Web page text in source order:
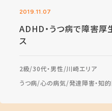
2019.11.07
ADHD・うつ病で障害
ス
2級 30代・男性 川崎エリア
うつ病 心の病気 発達障害・知